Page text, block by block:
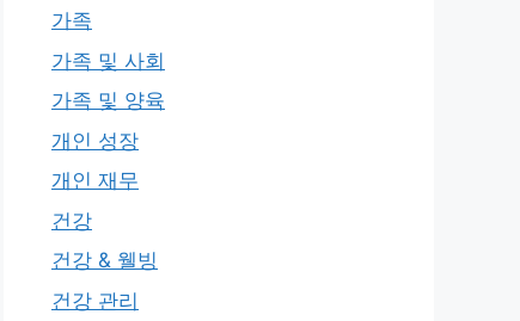
가족
가족 및 사회
가족 및 양육
개인 성장
개인 재무
건강
건강 & 웰빙
건강 관리